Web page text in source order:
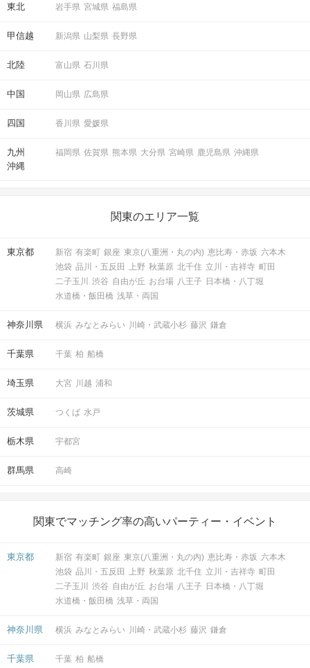
東北 岩手県 宮城県 福島県
甲信越 新潟県 山梨県 長野県
北陸 富山県 石川県
中国 岡山県 広島県
四国 香川県 愛媛県
九州
沖縄
福岡県 佐賀県 熊本県 大分県 宮崎県 鹿児島県 沖縄県
関東のエリア一覧
東京都 新宿 有楽町 銀座 東京(八重洲・丸の内) 恵比寿・赤坂 六本木
池袋 品川・五反田 上野 秋葉原 北千住 立川・吉祥寺 町田
二子玉川
渋谷 自由が丘 お台場 八王子 日本橋・八丁堀
水道橋・飯田橋 浅草・両国
神奈川県 横浜 みなとみらい 川崎・武蔵小杉 藤沢 鎌倉
千葉県 千葉 柏 船橋
埼玉県 大宮 川越 浦和
茨城県 つくば 水戸
栃木県 宇都宮
群馬県 高崎
関東でマッチング率の高いパーティー・イベント
東京都 新宿 有楽町 銀座 東京(八重洲・丸の内) 恵比寿・赤坂 六本木
池袋 品川・五反田 上野 秋葉原 北千住 立川・吉祥寺 町田
二子玉川
渋谷 自由が丘 お台場 八王子 日本橋・八丁堀
水道橋・飯田橋 浅草・両国
神奈川県 横浜 みなとみらい 川崎・武蔵小杉 藤沢 鎌倉
千葉県 千葉 柏 船橋